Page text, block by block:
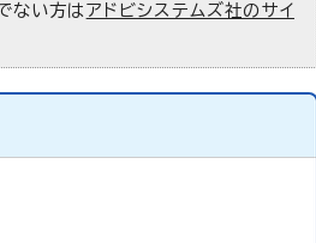
ない方は アドビシステムズ社のサイ